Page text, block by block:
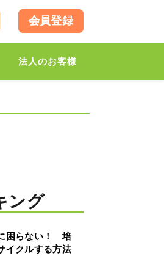
会員登録
法人のお客様
ング
困らない！ 培
イクルする方法